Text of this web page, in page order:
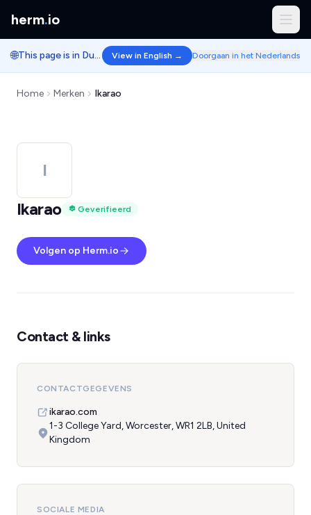
herm.io
🌐 This page is in Dutch. View in English → Doorgaan in het Nederlands
Home Merken Ikarao
I
Ikarao
Geverifieerd
Volgen op Herm.io
Contact & links
CONTACTGEGEVENS
ikarao.com
1-3 College Yard, Worcester, WR1 2LB, United
Kingdom
SOCIALE MEDIA